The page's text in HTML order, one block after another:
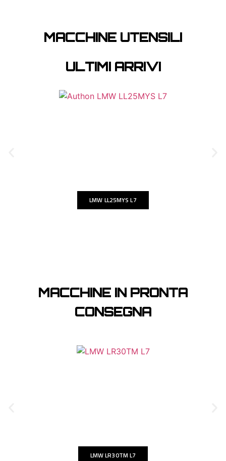
MACCHINE UTENSILI
ULTIMI ARRIVI
LMW LL25MYS L7
MACCHINE IN PRONTA
CONSEGNA
LMW LR30TM L7